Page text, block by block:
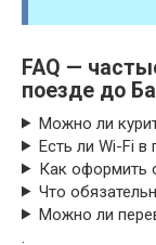
FAQ —
поезде до
Можно ли
Есть ли Wi-Fi
Как оформить
Что
Можно ли